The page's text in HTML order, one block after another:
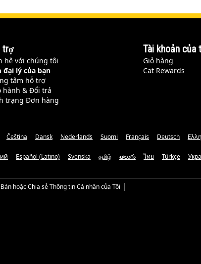
trợ
hệ với chúng tôi
đại lý của bạn
tâm hỗ trợ
hành & Đổi trả
trạng Đơn hàng
Tài khoản của
Giỏ hàng
Cat Rewards
Čeština Dansk Nederlands Suomi Français Deutsch
Español (Latino) Svenska தமிழ் తెలుగు ไทย Türkçe
hoặc Chia sẻ Thông tin Cá nhân của Tôi